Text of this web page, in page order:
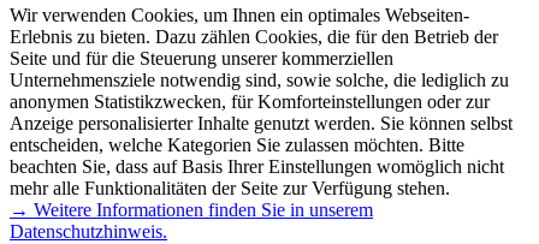
Wir verwenden Cookies, um Ihnen ein optimales Webseiten-
Erlebnis zu bieten. Dazu zählen Cookies, die für den Betrieb der
Seite und für die Steuerung unserer kommerziellen
Unternehmensziele notwendig sind, sowie solche, die lediglich zu
anonymen Statistikzwecken, für Komforteinstellungen oder zur
Anzeige personalisierter Inhalte genutzt werden. Sie können selbst
entscheiden, welche Kategorien Sie zulassen möchten. Bitte
beachten Sie, dass auf Basis Ihrer Einstellungen womöglich nicht
mehr alle Funktionalitäten der Seite zur Verfügung stehen.
→ Weitere Informationen finden Sie in unserem
Datenschutzhinweis.